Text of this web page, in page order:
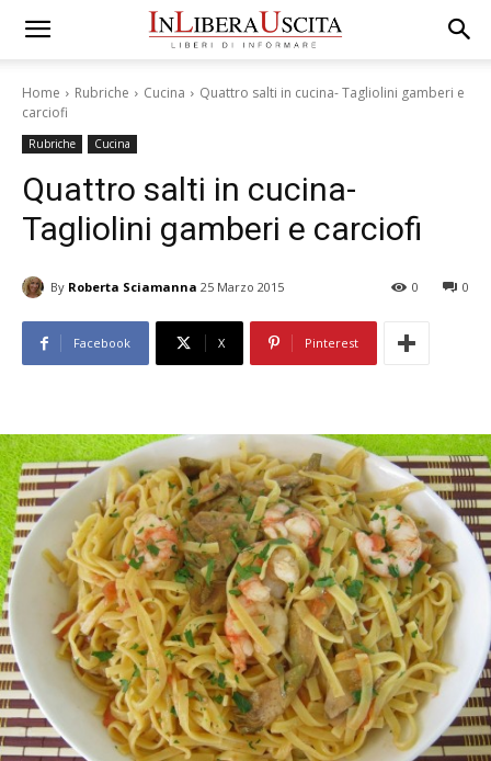
Home Rubriche Cucina
Quattro salti in cucina- Tagliolini gamberi e
carciofi
Rubriche Cucina
Quattro salti in cucina-
Tagliolini gamberi e carciofi
By Roberta Sciamanna 25 Marzo 2015 0
0
Facebook X Pinterest